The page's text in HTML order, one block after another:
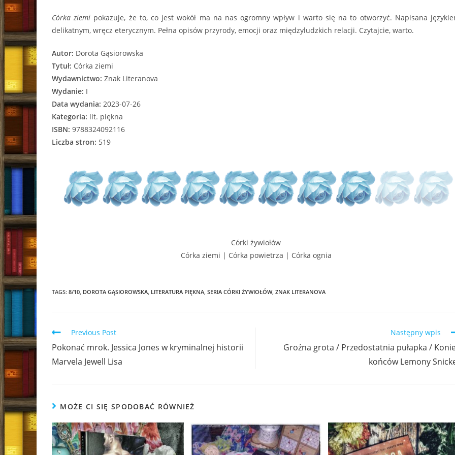
Córka ziemi pokazuje, że to, co jest wokół ma na nas ogromny wpływ i warto się na to otworzyć. Napisana
delikatnym, wręcz eterycznym. Pełna opisów przyrody, emocji oraz międzyludzkich relacji. Czytajcie, warto.
Autor: Dorota Gąsiorowska
Tytuł: Córka ziemi
Wydawnictwo: Znak Literanova
Wydanie: I
Data wydania: 2023-07-26
Kategoria: lit. piękna
ISBN: 9788324092116
Liczba stron: 519
Córki żywiołów
Córka ziemi | Córka powietrza | Córka ognia
TAGS: 8/10, DOROTA GĄSIOROWSKA, LITERATURA PIĘKNA, SERIA CÓRKI ŻYWIOŁÓW, ZNAK LITERANOVA
Read
more
articles
Previous Post
Pokonać mrok. Jessica Jones w kryminalnej historii
Marvela Jewell Lisa
Następny wpis
Groźna grota / Przedostatnia pułapka /
końców Lemony
MOŻE CI SIĘ SPODOBAĆ RÓWNIEŻ